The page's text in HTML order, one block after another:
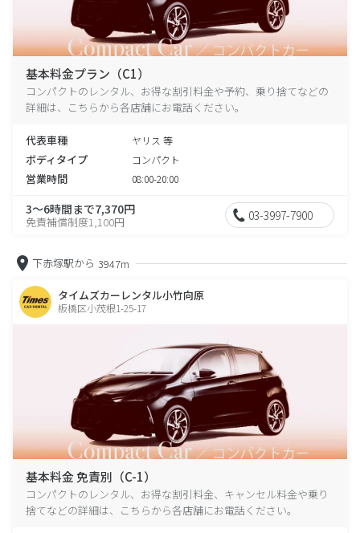
基本料金プラン（C1）
コンパクトのレンタル、お得な割引料金や予約、乗り捨てなどの
詳細は、こちらから各店舗にお電話ください。
代表車種 ヤリス 等
ボディタイプ コンパクト
営業時間 08:00-20:00
3～6時間まで7,370円
免責補償制度1,100円 03-3997-7900
下赤塚駅から 3947m
タイムズカーレンタル小竹向原
板橋区小茂根1-25-17
基本料金 免責別（C-1）
コンパクトのレンタル、お得な割引料金、キャンセル料金や乗り
捨てなどの詳細は、こちらから各店舗にお電話ください。